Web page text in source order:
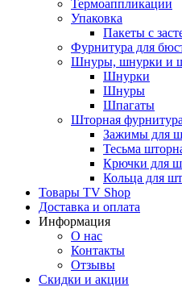
Термоаппликации
Упаковка
Пакеты с
Фурнитура для
Шнуры, шнурки и
Шнурки
Шнуры
Шпагаты
Шторная фурнитура
Зажимы для
Тесьма
Крючки для
Кольца для
Товары TV Shop
Доставка и оплата
Информация
О нас
Контакты
Отзывы
Скидки и акции